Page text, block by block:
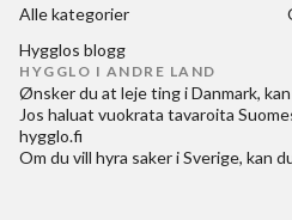
Alle kategorier
Hygglos blogg
HYGGLO I ANDRE LAND
Ønsker du at leje ting i Danmark,
Jos haluat vuokrata tavaroita
hygglo.fi
Om du vill hyra saker i Sverige, kan